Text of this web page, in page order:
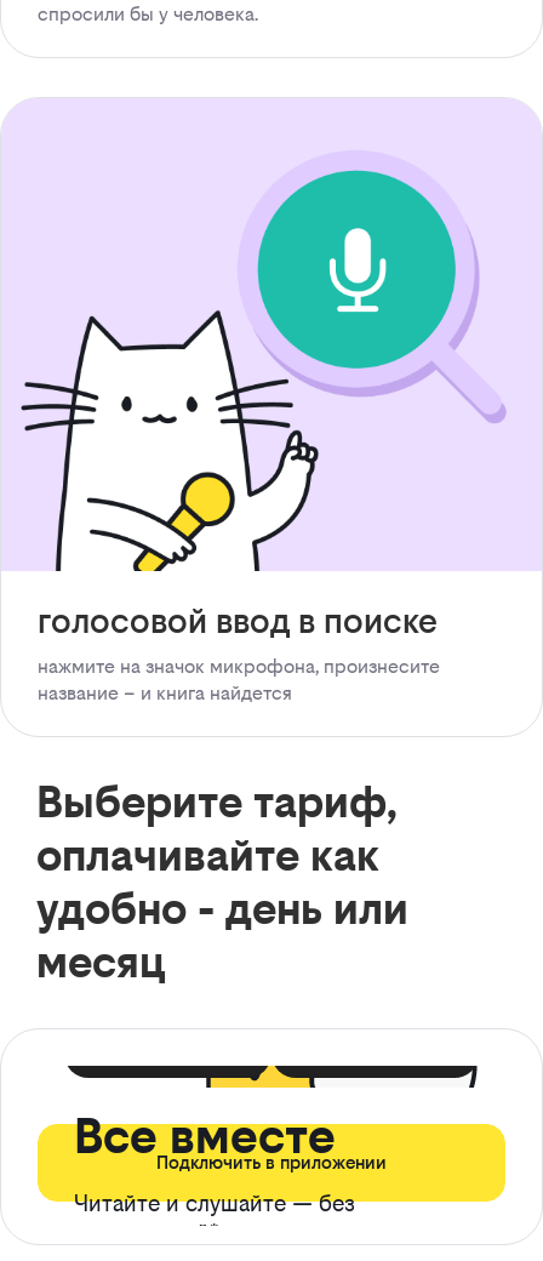
спросили бы у человека.
голосовой ввод в поиске
нажмите на значок микрофона, произнесите
название – и книга найдется
Выберите тариф,
оплачивайте как
удобно - день или
месяц
Все вместе
Читайте и слушайте — без
ограничений*
Подключить в приложении